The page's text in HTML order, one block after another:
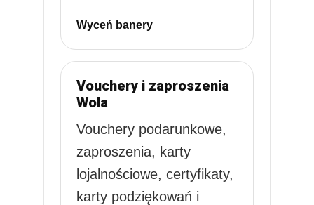
Wyceń banery
Vouchery i zaproszenia
Wola
Vouchery podarunkowe,
zaproszenia, karty
lojalnościowe, certyfikaty,
karty podziękowań i